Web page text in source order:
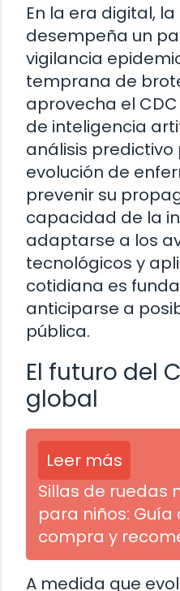
En la era digital,
desempeña un
vigilancia
temprana de
aprovecha el
de inteligencia
análisis
evolución de
prevenir su
capacidad de la
adaptarse a los
tecnológicos y
cotidiana es
anticiparse a
pública.
El futuro del
global
Leer más
Sillas de ruedas
para niños:
compra y
A medida que